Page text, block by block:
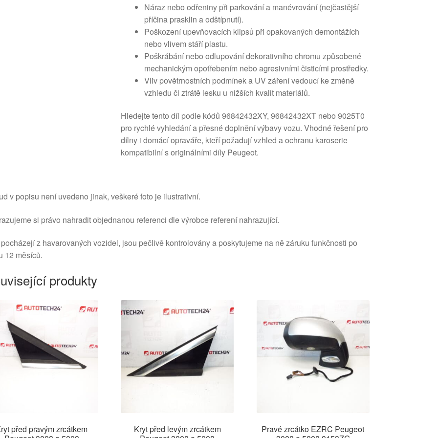
Náraz nebo odřeniny při parkování a manévrování (nejčastější
příčina prasklin a odštípnutí).
Poškození upevňovacích klipsů při opakovaných demontážích
nebo vlivem stáří plastu.
Poškrábání nebo odlupování dekorativního chromu způsobené
mechanickým opotřebením nebo agresivními čisticími prostředky.
Vliv povětrnostních podmínek a UV záření vedoucí ke změně
vzhledu či ztrátě lesku u nižších kvalit materiálů.
Hledejte tento díl podle kódů 96842432XY, 96842432XT nebo 9025T0
pro rychlé vyhledání a přesné doplnění výbavy vozu. Vhodné řešení pro
dílny i domácí opraváře, kteří požadují vzhled a ochranu karoserie
kompatibilní s originálními díly Peugeot.
v popisu není uvedeno jinak, veškeré foto je ilustrativní.
si právo nahradit objednanou referenci dle výrobce referení nahrazující.
z havarovaných vozidel, jsou pečlivě kontrolovány a poskytujeme na ně záruku funkčnosti po
12 měsíců.
produkty
před pravým zrcátkem
Kryt před levým zrcátkem
Pravé zrcátko EZRC Peugeot